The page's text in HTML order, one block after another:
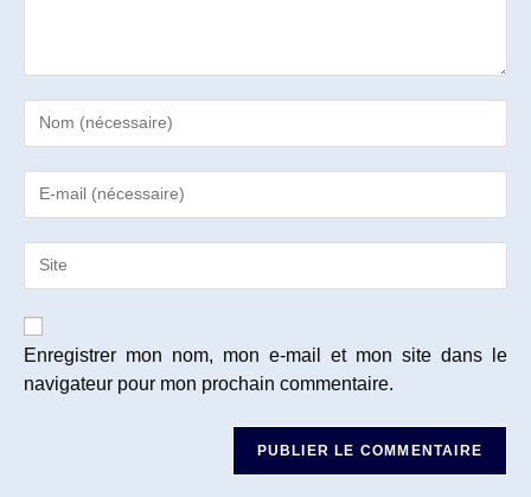
comment
address
site
(facultatif)
Enregistrer mon nom, mon e-mail et mon site dans le
navigateur pour mon prochain commentaire.